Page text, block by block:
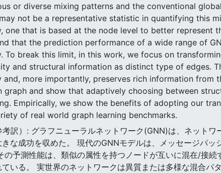
or diverse mixing patterns and the conventional
not be a representative statistic in quantifying this
one that is based at the node level to better represent
that the prediction performance of a wide range of
To break this limit, in this work, we focus on
and structural information as distinct type of edges.
more importantly, preserves rich information from
graph and show that adaptively choosing between
Empirically, we show the benefits of adopting our
of real world graph learning benchmarks.
訳）: グラフニューラルネットワーク(GNN)は、ネット
な成功を収めた。 現代のGNNモデルは、メッセージパ
の予測性能は、類似の属性を持つノードが互いに混在/接
ている。 実世界のネットワークは異質または多様な混合